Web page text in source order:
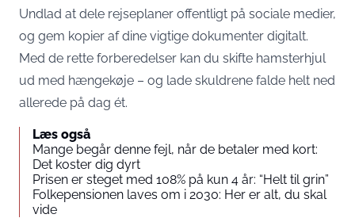
Undlad at dele rejseplaner offentligt på sociale medier,
og gem kopier af dine vigtige dokumenter digitalt.
Med de rette forberedelser kan du skifte hamsterhjul
ud med hængekøje – og lade skuldrene falde helt ned
allerede på dag ét.
Læs også
Mange begår denne fejl, når de betaler med kort:
Det koster dig dyrt
Prisen er steget med 108% på kun 4 år: “Helt til grin”
Folkepensionen laves om i 2030: Her er alt, du skal
vide